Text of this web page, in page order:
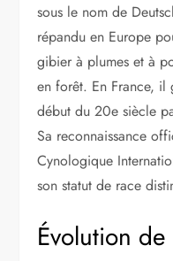
sous le nom de
répandu en Europe
gibier à plumes et à
en forêt. En France,
début du 20e siècle
Sa reconnaissance
Cynologique
son statut de race
Évolution